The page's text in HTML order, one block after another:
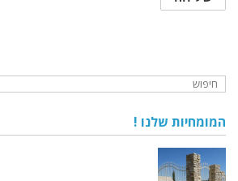
המומחיות שלנו !